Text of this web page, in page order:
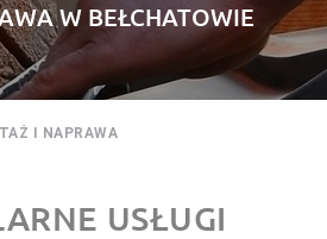
W BEŁCHATOWIE
I NAPRAWA
USŁUGI